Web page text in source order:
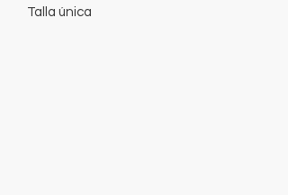
Talla única